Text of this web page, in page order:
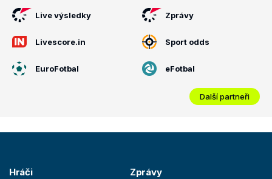
Live výsledky Zprávy
Livescore.in Sport odds
EuroFotbal eFotbal
Další partneři
Hráči Zprávy